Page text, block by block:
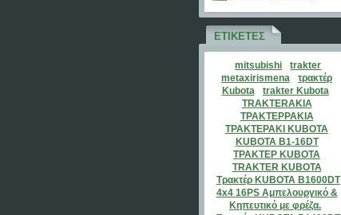
ΕΤΙΚΈΤΕΣ
mitsubishi
trakter
metaxirismena
τρακτέρ
Kubota
trakter Kubota
TRAKTERAKIA
ΤΡΑΚΤΕΡΡΑΚΙΑ
ΤΡΑΚΤΕΡΑΚΙ KUBOTA
KUBOTA B1-16DT
ΤΡΑΚΤΕΡ KUBOTA
TRAKTER KUBOTA
Τρακτέρ KUBOTA B1600DT
4x4 16PS Αμπελουργικό &
Κηπευτικό με φρέζα.